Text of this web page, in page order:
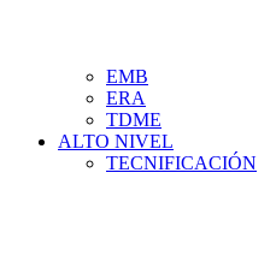
EMB
ERA
TDME
ALTO NIVEL
TECNIFICACIÓN